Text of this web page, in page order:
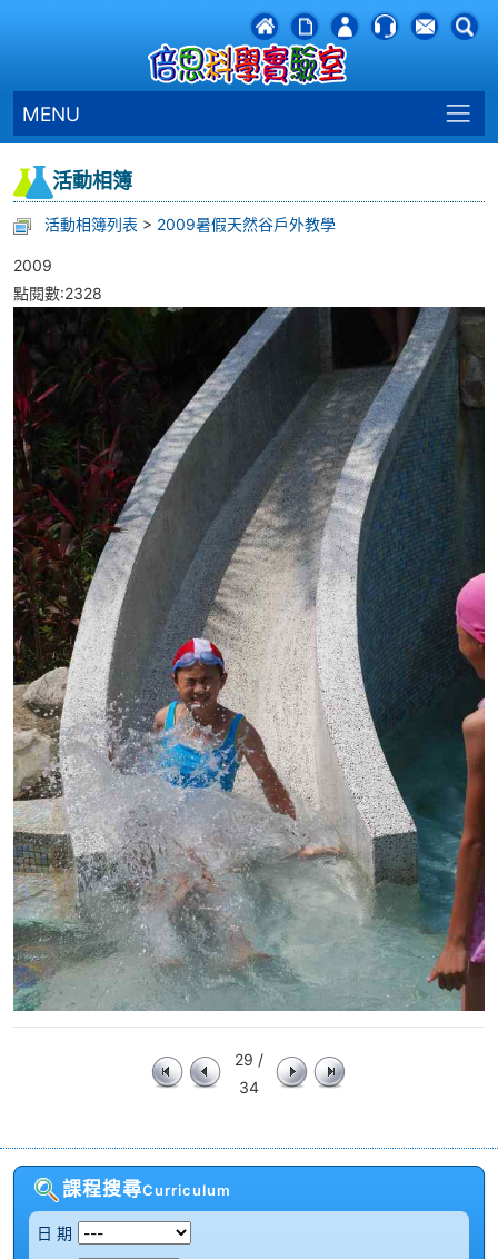
MENU
活動相簿
活動相簿列表 > 2009暑假天然谷戶外教學
2009
點閱數:2328
29 /
34
課程搜尋Curriculum
日 期